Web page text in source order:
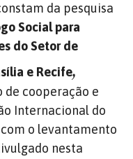
da pesquisa
Social para
do Setor de
e Recife,
cooperação e
Internacional do
o levantamento
nesta